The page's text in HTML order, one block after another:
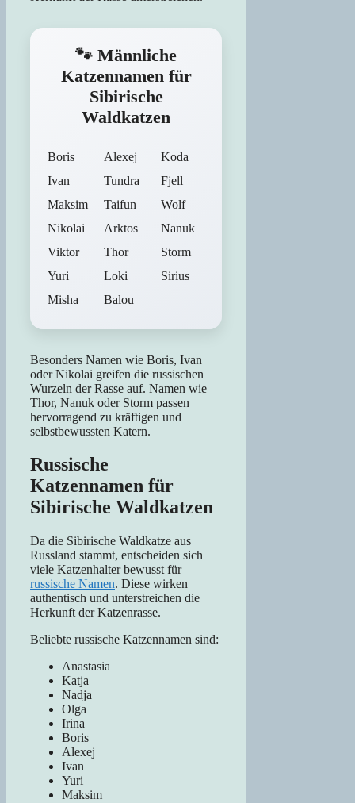
🐾 Männliche
Katzennamen für
Sibirische
Waldkatzen
Boris
Ivan
Maksim
Nikolai
Viktor
Yuri
Misha
Alexej
Tundra
Taifun
Arktos
Thor
Loki
Balou
Koda
Fjell
Wolf
Nanuk
Storm
Sirius
Besonders Namen wie Boris, Ivan
oder Nikolai greifen die russischen
Wurzeln der Rasse auf. Namen wie
Thor, Nanuk oder Storm passen
hervorragend zu kräftigen und
selbstbewussten Katern.
Russische
Katzennamen für
Sibirische Waldkatzen
Da die Sibirische Waldkatze aus
Russland stammt, entscheiden sich
viele Katzenhalter bewusst für
russische Namen. Diese wirken
authentisch und unterstreichen die
Herkunft der Katzenrasse.
Beliebte russische Katzennamen sind:
Anastasia
Katja
Nadja
Olga
Irina
Boris
Alexej
Ivan
Yuri
Maksim